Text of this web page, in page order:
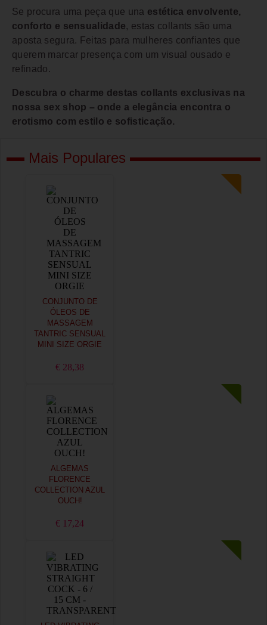
Se procura uma peça que una estética envolvente,
conforto e sensualidade, estas collants são uma
aposta segura. Feitas para mulheres confiantes que
querem marcar presença com um visual ousado e
refinado.
Descubra o charme destas collants exclusivas na
nossa sex shop – onde a elegância encontra o
erotismo com estilo e sofisticação.
Mais Populares
CONJUNTO DE
ÓLEOS DE
MASSAGEM
TANTRIC SENSUAL
MINI SIZE ORGIE
€ 28,38
ALGEMAS
FLORENCE
COLLECTION AZUL
OUCH!
€ 17,24